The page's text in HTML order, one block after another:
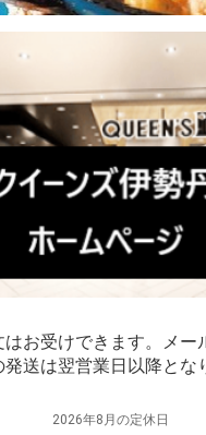
お受けできます。メー
送は翌営業日以降とな
2026年8月の定休日